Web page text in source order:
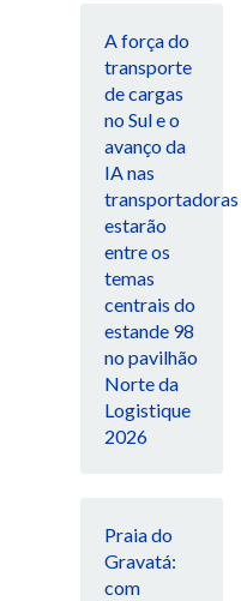
A força do
transporte
de cargas
no Sul e o
avanço da
IA nas
transportadoras
estarão
entre os
temas
centrais do
estande 98
no pavilhão
Norte da
Logistique
2026
Praia do
Gravatá:
com